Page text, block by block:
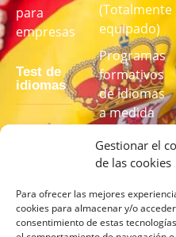
Gestionar el
de las cookies
Para ofrecer las mejores
cookies para almacenar y/o
consentimiento de estas
para
empresas
Test de
idiomas
para
conocer tu
nivel
(Totalmente
equipado)
Programas
formativos
de idiomas
a medida